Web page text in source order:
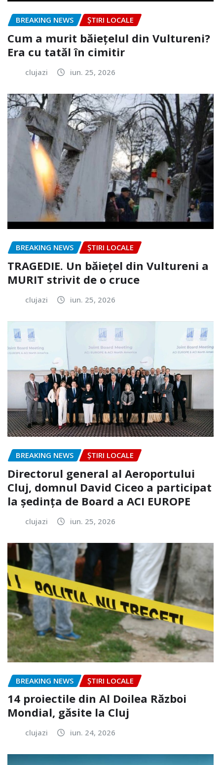
BREAKING NEWS ȘTIRI LOCALE
Cum a murit băiețelul din Vultureni?
Era cu tatăl în cimitir
clujazi iun. 25, 2026
BREAKING NEWS ȘTIRI LOCALE
TRAGEDIE. Un băiețel din Vultureni a
MURIT strivit de o cruce
clujazi iun. 25, 2026
BREAKING NEWS ȘTIRI LOCALE
Directorul general al Aeroportului
Cluj, domnul David Ciceo a participat
la ședința de Board a ACI EUROPE
clujazi iun. 25, 2026
BREAKING NEWS ȘTIRI LOCALE
14 proiectile din Al Doilea Război
Mondial, găsite la Cluj
clujazi iun. 24, 2026